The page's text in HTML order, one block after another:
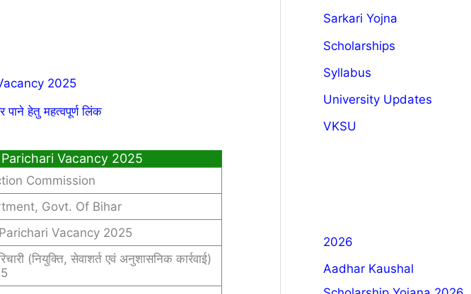
2025
हेतु महत्वपूर्ण लिंक
Vacancy 2025
Commission
Govt. Of Bihar
Vacancy 2025
(नियुक्ति, सेवाशर्त एवं अनुशासनिक कार्रवाई)
Sarkari Yojna
Scholarships
Syllabus
University Updates
VKSU
2026
Aadhar Kaushal